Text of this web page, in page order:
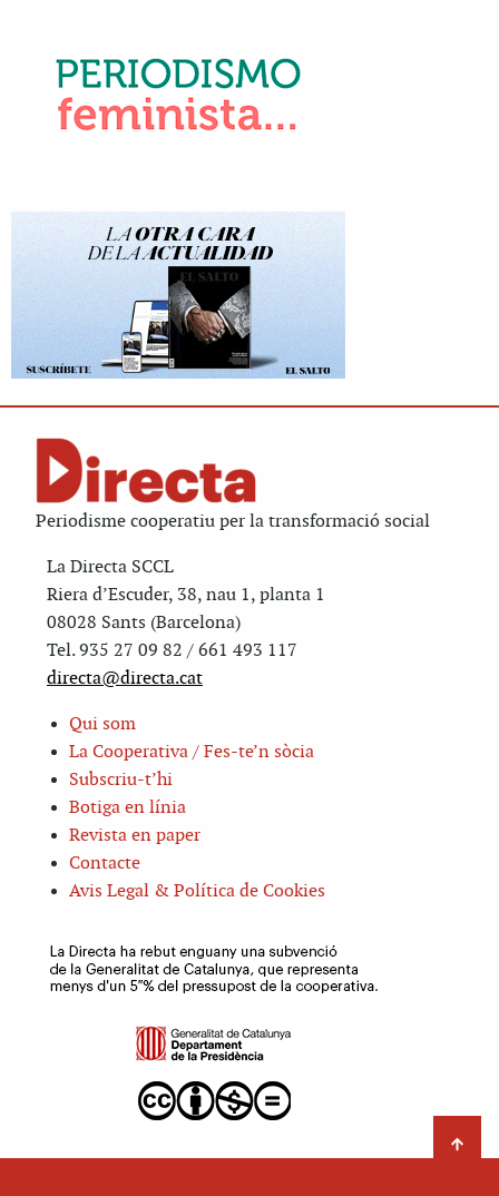
Periodisme cooperatiu per la transformació social
La Directa SCCL
Riera d’Escuder, 38, nau 1, planta 1
08028 Sants (Barcelona)
Tel. 935 27 09 82 / 661 493 117
directa@directa.cat
Qui som
La Cooperativa / Fes-te’n sòcia
Subscriu-t’hi
Botiga en línia
Revista en paper
Contacte
Avis Legal & Política de Cookies